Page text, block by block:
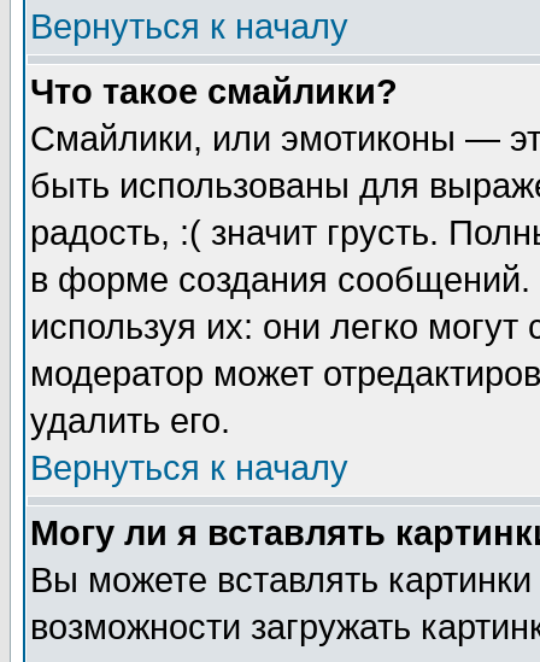
Вернуться к началу
Что такое смайлики?
Смайлики, или эмотиконы —
быть использованы для
радость, :( значит грусть.
в форме создания сообщений.
используя их: они легко
модератор может
удалить его.
Вернуться к началу
Могу ли я вставлять
Вы можете вставлять
возможности загружать